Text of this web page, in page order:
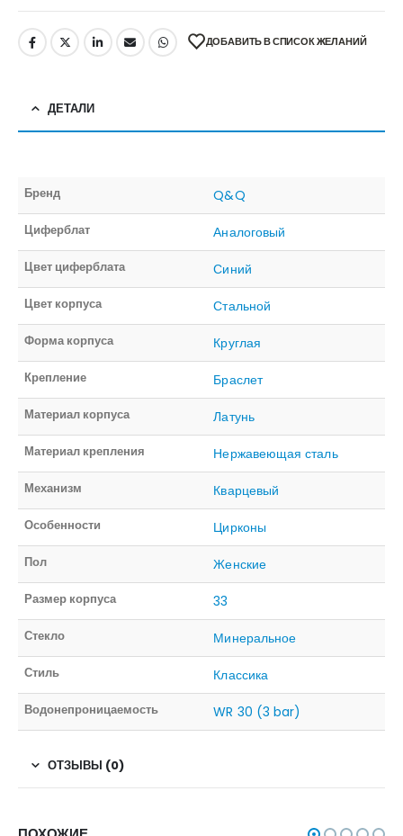
ДОБАВИТЬ В СПИСОК ЖЕЛАНИЙ
ДЕТАЛИ
Бренд Q&Q
Циферблат Аналоговый
Цвет циферблата Синий
Цвет корпуса Стальной
Форма корпуса Круглая
Крепление Браслет
Материал корпуса Латунь
Материал крепления Нержавеющая сталь
Механизм Кварцевый
Особенности Цирконы
Пол Женские
Размер корпуса 33
Стекло Минеральное
Стиль Классика
Водонепроницаемость WR 30 (3 bar)
ОТЗЫВЫ (0)